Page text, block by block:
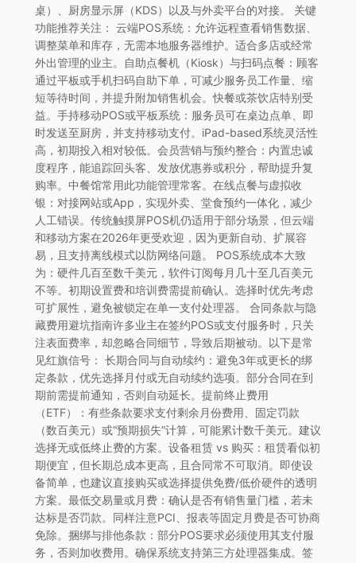
桌）、厨房显示屏（KDS）以及与外卖平台的对接。 关键
功能推荐关注： 云端POS系统：允许远程查看销售数据、
调整菜单和库存，无需本地服务器维护。适合多店或经常
外出管理的业主。自助点餐机（Kiosk）与扫码点餐：顾客
通过平板或手机扫码自助下单，可减少服务员工作量、缩
短等待时间，并提升附加销售机会。快餐或茶饮店特别受
益。手持移动POS或平板系统：服务员可在桌边点单、即
时发送至厨房，并支持移动支付。iPad-based系统灵活性
高，初期投入相对较低。会员营销与预约整合：内置忠诚
度程序，能追踪回头客、发放优惠券或积分，帮助提升复
购率。中餐馆常用此功能管理常客。在线点餐与虚拟收
银：对接网站或App，实现外卖、堂食预约一体化，减少
人工错误。传统触摸屏POS机仍适用于部分场景，但云端
和移动方案在2026年更受欢迎，因为更新自动、扩展容
易，且支持离线模式以防网络问题。 POS系统成本大致
为：硬件几百至数千美元，软件订阅每月几十至几百美元
不等。初期设置费和培训费需提前确认。选择时优先考虑
可扩展性，避免被锁定在单一支付处理器。 合同条款与隐
藏费用避坑指南许多业主在签约POS或支付服务时，只关
注表面费率，却忽略合同细节，导致后期被动。以下是常
见红旗信号： 长期合同与自动续约：避免3年或更长的绑
定条款，优先选择月付或无自动续约选项。部分合同在到
期前需提前通知，否则自动延长。提前终止费用
（ETF）：有些条款要求支付剩余月份费用、固定罚款
（数百美元）或“预期损失”计算，可能累计数千美元。建议
选择无或低终止费的方案。设备租赁 vs 购买：租赁看似初
期便宜，但长期总成本更高，且合同常不可取消。即使设
备简单，也建议直接购买或选择提供免费/低价硬件的透明
方案。最低交易量或月费：确认是否有销售量门槛，若未
达标是否罚款。同样注意PCI、报表等固定月费是否可协商
免除。捆绑与排他条款：部分POS要求必须使用其支付服
务，否则加收费用。确保系统支持第三方处理器集成。签